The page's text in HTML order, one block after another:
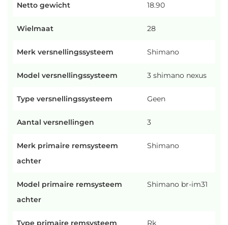
Netto gewicht 18.90
Wielmaat 28
Merk versnellingssysteem Shimano
Model versnellingssysteem 3 shimano nexus
Type versnellingssysteem Geen
Aantal versnellingen 3
Merk primaire remsysteem
achter
Shimano
Model primaire remsysteem
achter
Shimano br-im31
Type primaire remsysteem
Rk